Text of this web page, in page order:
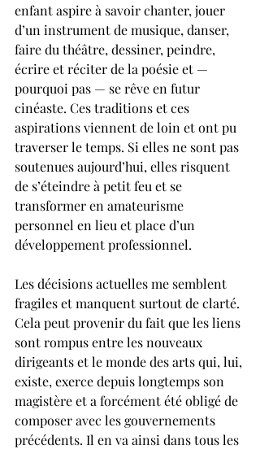
enfant aspire à savoir chanter, jouer
d’un instrument de musique, danser,
faire du théâtre, dessiner, peindre,
écrire et réciter de la poésie et —
pourquoi pas — se rêve en futur
cinéaste. Ces traditions et ces
aspirations viennent de loin et ont pu
traverser le temps. Si elles ne sont pas
soutenues aujourd’hui, elles risquent
de s’éteindre à petit feu et se
transformer en amateu­risme
personnel en lieu et place d’un
développement professionnel.
Les décisions actuelles me semblent
fragiles et manquent surtout de clarté.
Cela peut provenir du fait que les liens
sont rompus entre les nouveaux
dirigeants et le monde des arts qui, lui,
existe, exerce depuis longtemps son
magistère et a forcément été obligé de
composer avec les gouvernements
précédents. Il en va ainsi dans tous les